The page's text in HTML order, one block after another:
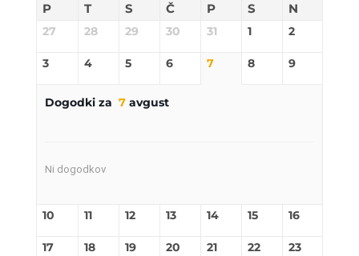
P T S Č P S N
27 28 29 30 31 1 2
3 4 5 6 7 8 9
Dogodki za 7avgust
Ni dogodkov
10 11 12 13 14 15 16
17 18 19 20 21 22 23